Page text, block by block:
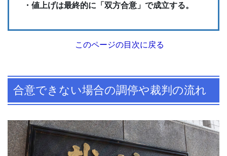
・値上げは最終的に「双方合意」で成立する。
このページの目次に戻る
合意できない場合の調停や裁判の流れ